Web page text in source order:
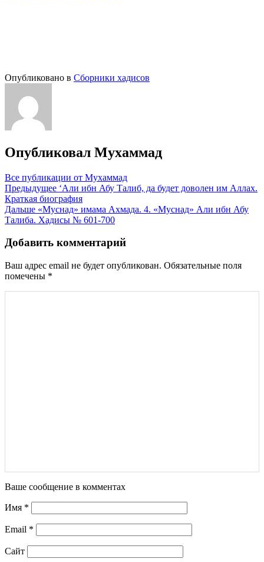
Опубликовано в Сборники хадисов
Опубликовал Мухаммад
Все публикации от Мухаммад
Навигация
по
записям
Предыдущее ‘Али ибн Абу Талиб, да будет доволен им Аллах.
Краткая биография
Дальше «Муснад» имама Ахмада. 4. «Муснад» Али ибн Абу
Талиба. Хадисы № 601-700
Добавить комментарий
Ваш адрес email не будет опубликован. Обязательные поля
помечены *
Ваше сообщение в комментах
Имя *
Email *
Сайт